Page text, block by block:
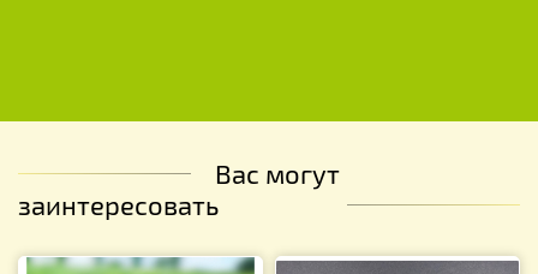
Вас могут
заинтересовать